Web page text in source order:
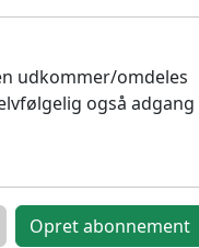
udkommer/omdeles
også adgang